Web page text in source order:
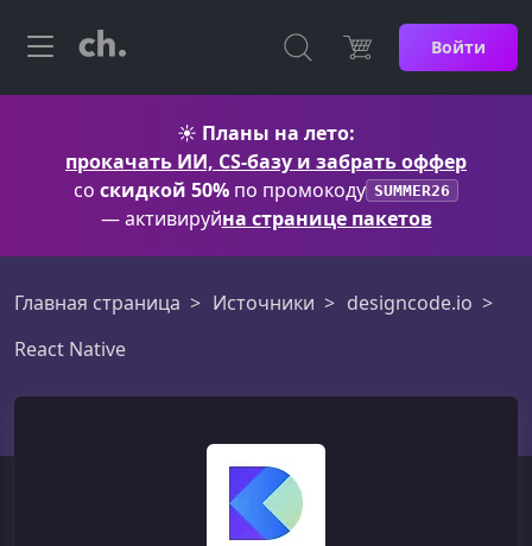
Войти
☀️ Планы на лето:
прокачать ИИ, CS-базу и забрать оффер
со скидкой 50% по промокоду SUMMER26
— активируйна странице пакетов
Главная страница Источники
designcode.io
React Native